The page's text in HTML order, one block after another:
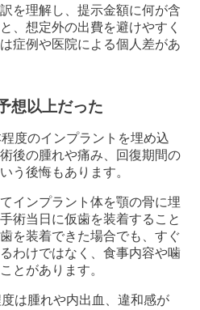
を理解し、提示金額に何が含
、想定外の出費を避けやすく
症例や医院による個人差があ
想以上だった
度のインプラントを埋め込
後の腫れや痛み、回復期間の
う後悔もあります。
インプラント体を顎の骨に埋
術当日に仮歯を装着すること
を装着できた場合でも、すぐ
わけではなく、食事内容や噛
とがあります。
は腫れや内出血、違和感が